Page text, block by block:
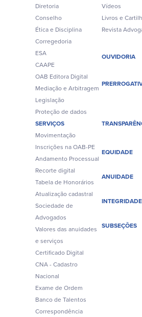
Diretoria
Conselho
Ética e Disciplina
Corregedoria
ESA
CAAPE
OAB Editora Digital
Mediação e Arbitragem
Legislação
Proteção de dados
Vídeos
Livros e
Revista
OUVIDORIA
SERVIÇOS
Movimentação
Inscrições na OAB-PE
Andamento Processual
Recorte digital
Tabela de Honorários
Atualização cadastral
Sociedade de
Advogados
Valores das anuidades
e serviços
Certificado Digital
CNA - Cadastro
Nacional
Exame de Ordem
Banco de Talentos
Correspondência
EQUIDADE
ANUIDADE
INTEGRIDADE
SUBSEÇÕES